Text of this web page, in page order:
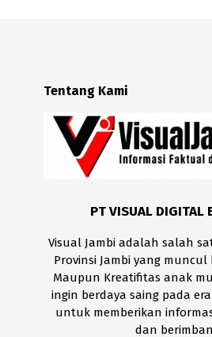
Tentang Kami
PT VISUAL DIGITAL
Visual Jambi adalah salah
Provinsi Jambi yang
Maupun Kreatifitas anak
ingin berdaya saing pada
untuk memberikan
dan